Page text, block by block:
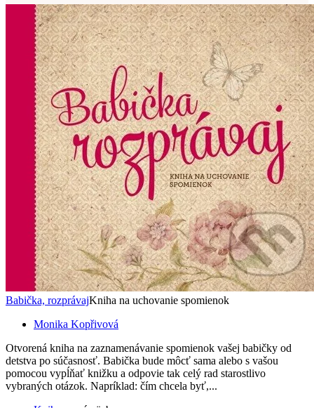
Babička, rozprávajKniha na uchovanie spomienok
Monika Kopřivová
Otvorená kniha na zaznamenávanie spomienok vašej babičky od
detstva po súčasnosť. Babička bude môcť sama alebo s vašou
pomocou vypĺňať knižku a odpovie tak celý rad starostlivo
vybraných otázok. Napríklad: čím chcela byť,...